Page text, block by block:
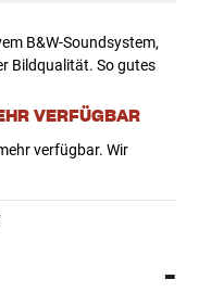
B&W-Soundsystem,
Bildqualität. So gutes
VERFÜGBAR
verfügbar. Wir
-